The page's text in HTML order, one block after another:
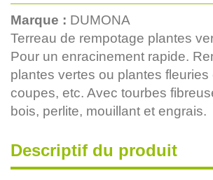
Marque : DUMONA
Terreau de rempotage plantes
Pour un enracinement rapide.
plantes vertes ou plantes fleuries
coupes, etc. Avec tourbes
bois, perlite, mouillant et engrais.
Descriptif du produit